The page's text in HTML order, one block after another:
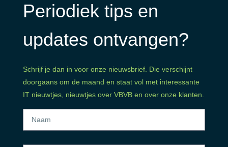
Periodiek tips en
updates ontvangen?
Schrijf je dan in voor onze nieuwsbrief. Die verschijnt
doorgaans om de maand en staat vol met interessante
IT nieuwtjes, nieuwtjes over VBVB en over onze klanten.